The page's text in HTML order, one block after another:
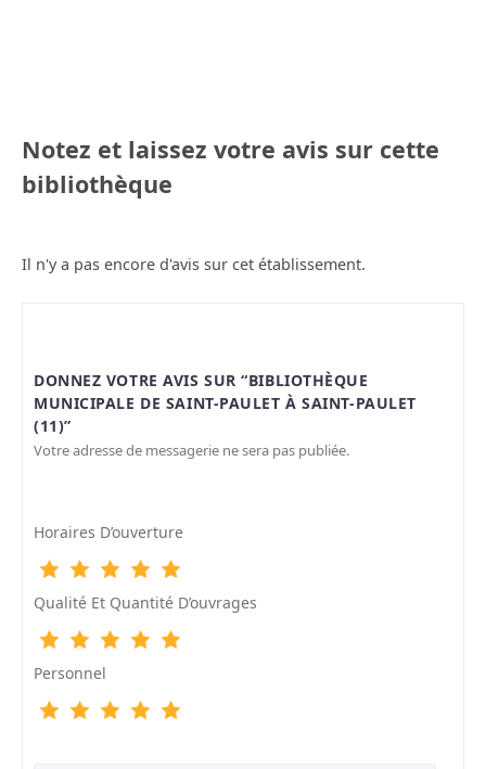
Notez et laissez votre avis sur cette
bibliothèque
Il n'y a pas encore d'avis sur cet établissement.
DONNEZ VOTRE AVIS SUR “BIBLIOTHÈQUE
MUNICIPALE DE SAINT-PAULET À SAINT-PAULET
(11)”
Votre adresse de messagerie ne sera pas publiée.
Horaires D’ouverture
Qualité Et Quantité D’ouvrages
Personnel